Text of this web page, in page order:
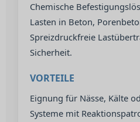
Chemische
Lasten in Beton,
Spreizdruckfreie
Sicherheit.
VORTEILE
Eignung für Nässe, Kälte
Systeme mit